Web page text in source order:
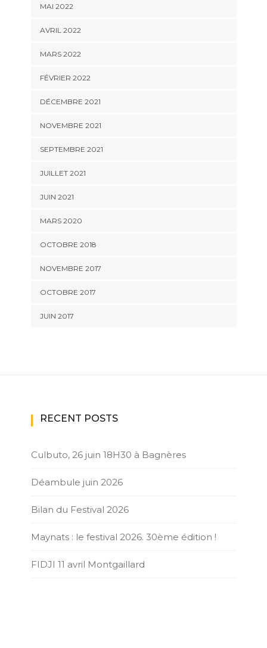
MAI 2022
AVRIL 2022
MARS 2022
FÉVRIER 2022
DÉCEMBRE 2021
NOVEMBRE 2021
SEPTEMBRE 2021
JUILLET 2021
JUIN 2021
MARS 2020
OCTOBRE 2018
NOVEMBRE 2017
OCTOBRE 2017
JUIN 2017
RECENT POSTS
Culbuto, 26 juin 18H30 à Bagnères
Déambule juin 2026
Bilan du Festival 2026
Maynats : le festival 2026. 30ème édition !
FIDJI 11 avril Montgaillard